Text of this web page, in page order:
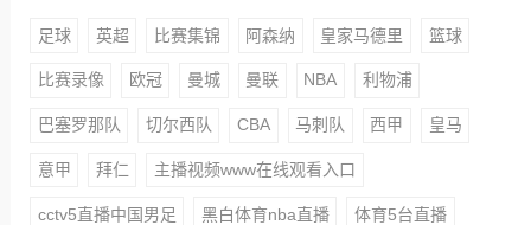
足球 英超 比赛集锦 阿森纳 皇家马德里 篮球
比赛录像 欧冠 曼城 曼联 NBA 利物浦
巴塞罗那队 切尔西队 CBA 马刺队 西甲 皇马
意甲 拜仁 主播视频www在线观看入口
cctv5直播中国男足 黑白体育nba直播 体育5台直播